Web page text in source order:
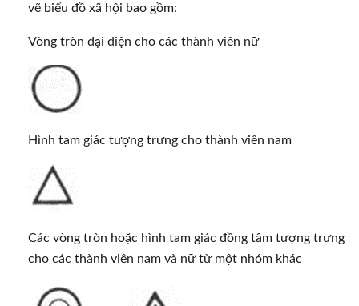
vẽ biểu đồ xã hội bao gồm:
Vòng tròn đại diện cho các thành viên nữ
Hình tam giác tượng trưng cho thành viên nam
Các vòng tròn hoặc hình tam giác đồng tâm tượng trưng
cho các thành viên nam và nữ từ một nhóm khác